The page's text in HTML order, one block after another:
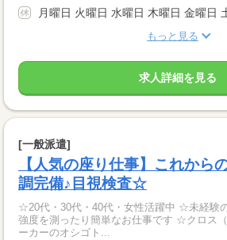
月曜日 火曜日 水曜日 木曜日 金曜日
もっと見る
求人詳細を見る
[一般派遣]
【人気の座り仕事】これから
調完備♪目視検査☆
☆20代・30代・40代・女性活躍中 ☆未経験
強度を測ったり簡単なお仕事です ☆クロス（ガラス繊維）の製造メ
ーカーのオシゴト...